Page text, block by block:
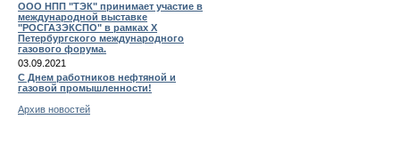
ООО НПП "ТЭК" принимает участие в
международной выставке
"РОСГАЗЭКСПО" в рамках X
Петербургского международного
газового форума.
03.09.2021
С Днем работников нефтяной и
газовой промышленности!
Архив новостей